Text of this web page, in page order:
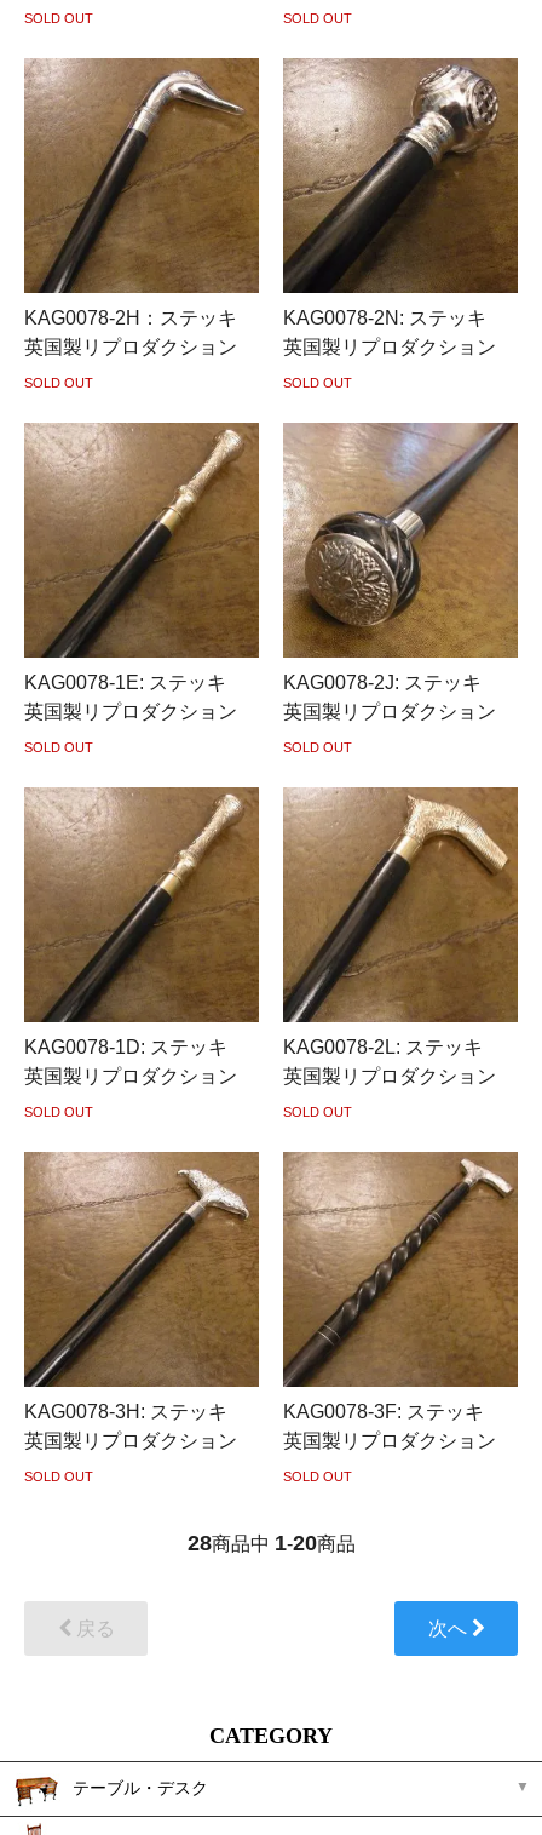
SOLD OUT SOLD OUT
KAG0078-2H：ステッキ
英国製リプロダクション
SOLD OUT
KAG0078-2N: ステッキ
英国製リプロダクション
SOLD OUT
KAG0078-1E: ステッキ
英国製リプロダクション
SOLD OUT
KAG0078-2J: ステッキ
英国製リプロダクション
SOLD OUT
KAG0078-1D: ステッキ
英国製リプロダクション
SOLD OUT
KAG0078-2L: ステッキ
英国製リプロダクション
SOLD OUT
KAG0078-3H: ステッキ
英国製リプロダクション
SOLD OUT
KAG0078-3F: ステッキ
英国製リプロダクション
SOLD OUT
28商品中 1-20商品
戻る 次へ
CATEGORY
テーブル・デスク